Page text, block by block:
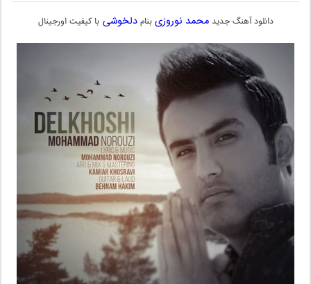
دانلود آهنگ جدیدمحمد نوروزیبنامدلخوشیبا کیفیت اورجینال